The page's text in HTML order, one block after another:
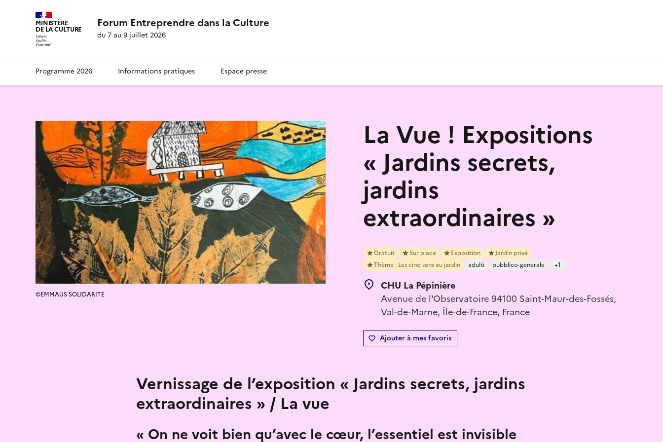
MINISTÈRE
DE LA CULTURE Forum Entreprendre dans la Culture
du 7 au 9 juillet 2026
Programme 2026 Informations pratiques Espace presse
La Vue ! Expositions
« Jardins secrets,
jardins
extraordinaires »
Gratuit Sur place Exposition
Jardin privé
Thème : Les cinq sens au jardin
adulti pubblico-generale +1
CHU La Pépinière
Avenue de l'Observatoire 94100 Saint-Maur-des-Fossés,
Val-de-Marne, Île-de-France, France
Ajouter à mes favoris
©EMMAUS SOLIDARITE
Vernissage de l’exposition « Jardins secrets, jardins
extraordinaires » / La vue
« On ne voit bien qu’avec le cœur, l’essentiel est invisible